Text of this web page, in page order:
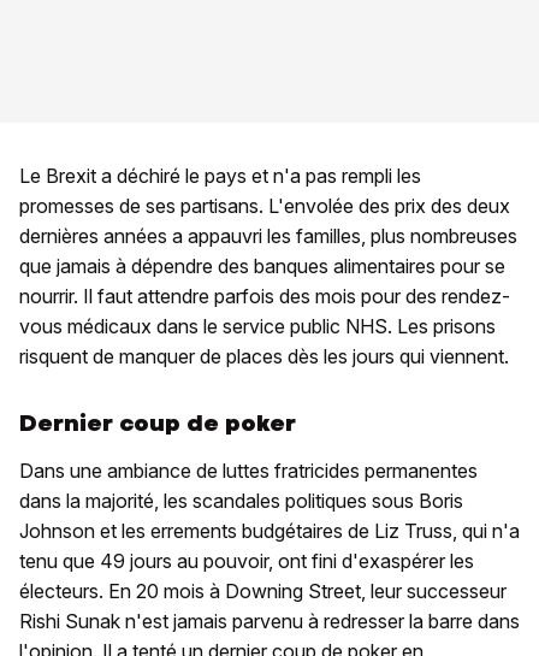
Le Brexit a déchiré le pays et n'a pas rempli les
promesses de ses partisans. L'envolée des prix des deux
dernières années a appauvri les familles, plus nombreuses
que jamais à dépendre des banques alimentaires pour se
nourrir. Il faut attendre parfois des mois pour des rendez-
vous médicaux dans le service public NHS. Les prisons
risquent de manquer de places dès les jours qui viennent.
Dernier coup de poker
Dans une ambiance de luttes fratricides permanentes
dans la majorité, les scandales politiques sous Boris
Johnson et les errements budgétaires de Liz Truss, qui n'a
tenu que 49 jours au pouvoir, ont fini d'exaspérer les
électeurs. En 20 mois à Downing Street, leur successeur
Rishi Sunak n'est jamais parvenu à redresser la barre dans